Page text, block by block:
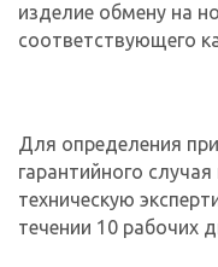
изделие обмену на
соответствующего
Для определения
гарантийного
техническую
течении 10 рабочих